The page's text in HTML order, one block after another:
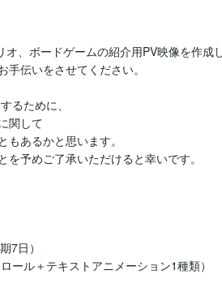
、ボードゲームの紹介用PV映像を作成し
伝いをさせてください。
るために、
関して
あるかと思います。
予めご了承いただけると幸いです。
7日）
ール＋テキストアニメーション1種類）